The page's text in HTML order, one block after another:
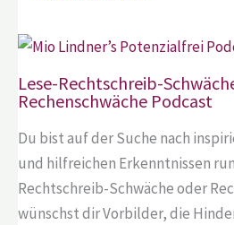
Lese-Rechtschreib-
Rechenschwäche Podcast
Du bist auf der Suche nach
und hilfreichen Erkenntnissen
Rechtschreib-Schwäche oder
wünschst dir Vorbilder, die